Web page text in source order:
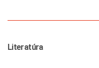
Literatúra